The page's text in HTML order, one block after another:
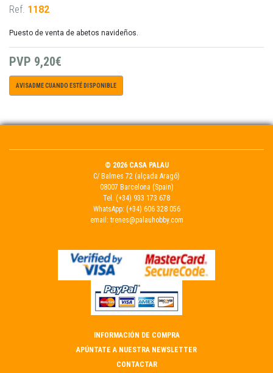
Ref. 1182
Puesto de venta de abetos navideños.
PVP 9,20€
AVISADME CUANDO ESTÉ DISPONIBLE
© 2026 CASA PALAU
C/ Balmes 72 (alçada Aragó)
08007 Barcelona (Spain)
Tel. (+34) 933 173 678
WhatsApp: (+34) 606 328 056
email: trenes@palauhobby.com
INFORMACIÓN DE COMPRA
APÚNTATE A NUESTRA NEWSLETTER
CONTACTAR